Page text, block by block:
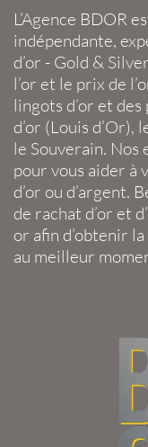
L’Agence BDOR
indépendante,
d’or - Gold & Silver
l’or et le prix de
lingots d’or et des
d’or (Louis d’Or),
le Souverain. Nos
pour vous aider à
d’or ou d’argent.
de rachat d’or et
or afin d’obtenir la
au meilleur